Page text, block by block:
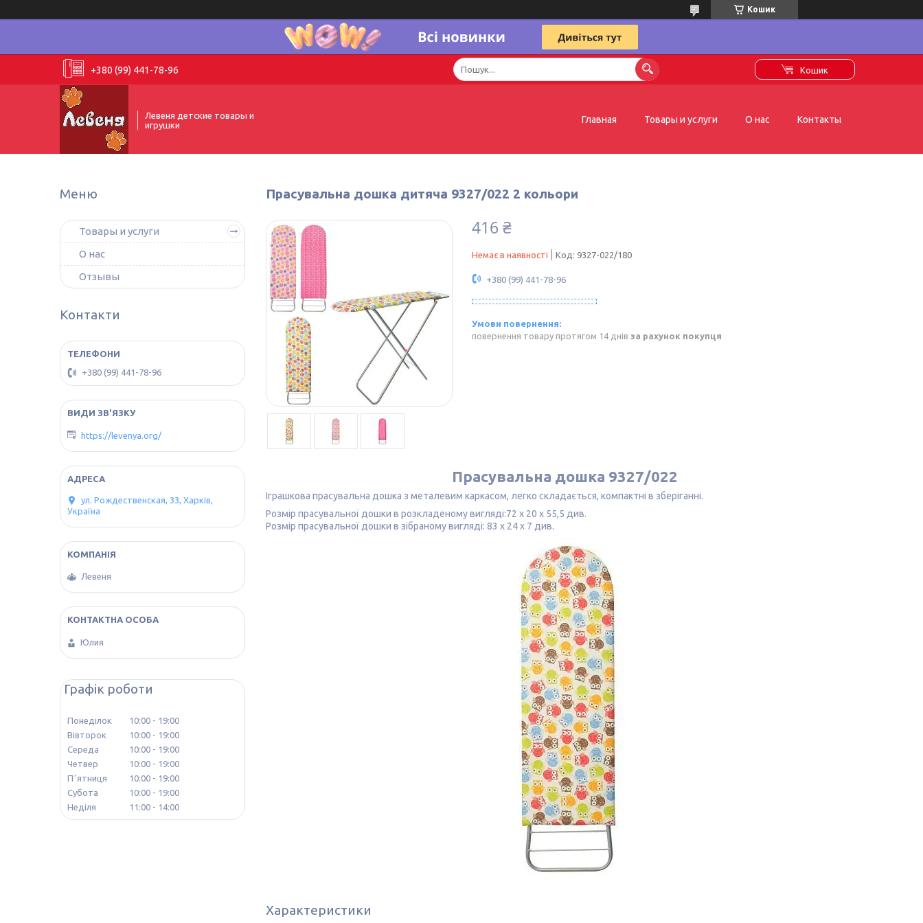
Кошик
+380 (99) 441-78-96 Кошик
Левеня детские товары и
игрушки
Главная Товары и услуги О нас Контакты
Прасувальна дошка дитяча 9327/022 2 кольори
416 ₴
Немає в наявності Код: 9327-022/180
+380 (99) 441-78-96
повернення товару протягом 14 днів за рахунок покупця
Прасувальна дошка 9327/022
Іграшкова прасувальна дошка з металевим каркасом, легко складається, компактні в зберіганні.
Розмір прасувальної дошки в розкладеному вигляді:72 x 20 x 55,5 див.
Розмір прасувальної дошки в зібраному вигляді: 83 x 24 x 7 див.
Характеристики
Товары и услуги
О нас
Отзывы
Контакти
+380 (99) 441-78-96
https://levenya.org/
ул. Рождественская, 33, Харків,
Україна
Левеня
Юлия
Графік роботи
Понеділок 10:00
19:00
Вівторок
10:00
19:00
Середа
10:00
19:00
Четвер
10:00
19:00
Пʼятниця
10:00
19:00
Субота
10:00
19:00
Неділя
11:00 14:00